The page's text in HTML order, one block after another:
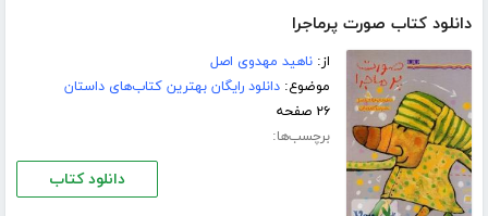
دانلود کتاب صورت پرماجرا
از:ناهید مهدوی اصل
موضوع:دانلود رایگان بهترین کتاب‌های داستان
۲۶ صفحه
برچسب‌ها:
دانلود کتاب